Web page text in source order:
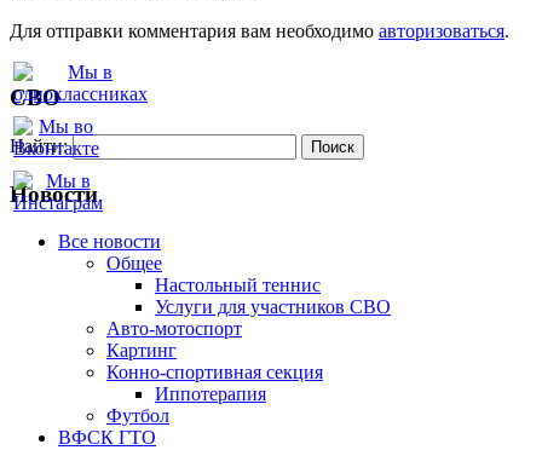
Для отправки комментария вам необходимо авторизоваться.
СВО
Найти:
Новости
Все новости
Oбщее
Настольный теннис
Услуги для участников СВО
Авто-мотоспорт
Картинг
Конно-спортивная секция
Иппотерапия
Футбол
ВФСК ГТО